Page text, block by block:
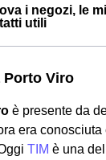
i negozi, le
utili
Porto Viro
è presente da
era conosciuta
TIM è una